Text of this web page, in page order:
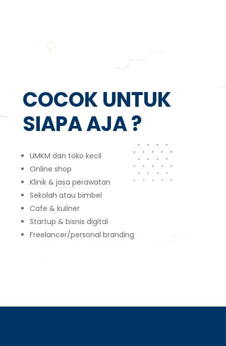
COCOK UNTUK
SIAPA AJA ?
UMKM dan toko kecil
Online shop
Klinik & jasa perawatan
Sekolah atau bimbel
Cafe & kuliner
Startup & bisnis digital
Freelancer/personal branding